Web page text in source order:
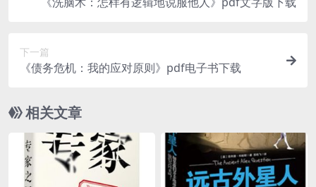
下一篇
《债务危机：我的应对原则》pdf电子书下载
相关文章